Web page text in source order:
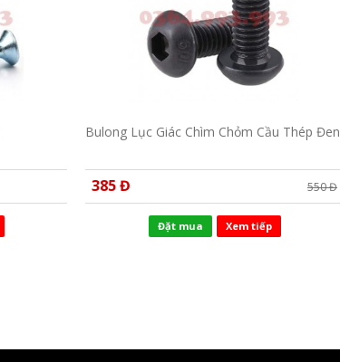
Bulong Lục Giác Chìm Chỏm Cầu Thép Đen
385 Đ 550 Đ
Đặt mua Xem tiếp